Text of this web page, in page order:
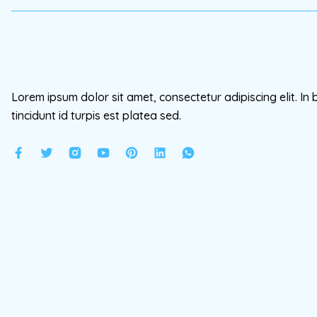
Lorem ipsum dolor sit amet, consectetur adipiscing elit. In
tincidunt id turpis est platea sed.